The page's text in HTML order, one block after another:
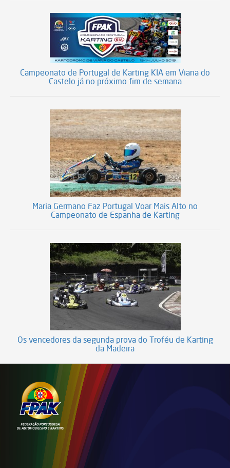
Campeonato de Portugal de Karting KIA em Viana do
Castelo já no próximo fim de semana
Maria Germano Faz Portugal Voar Mais Alto no
Campeonato de Espanha de Karting
Os vencedores da segunda prova do Troféu de Karting
da Madeira